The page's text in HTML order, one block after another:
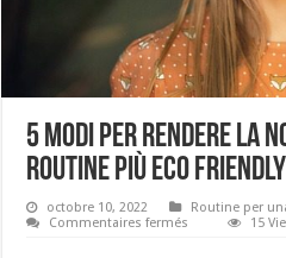
5 modi per rendere la
routine più eco friendly
octobre 10, 2022
Routine per
Commentaires fermés
15